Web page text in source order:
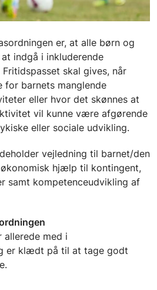
er, at alle børn og
indgå i inkluderende
skal gives, når
for barnets manglende
eller hvor det skønnes at
vil kunne være afgørende
eller sociale udvikling.
vejledning til barnet/den
hjælp til kontingent,
samt kompetenceudvikling af
allerede med i
er klædt på til at tage godt